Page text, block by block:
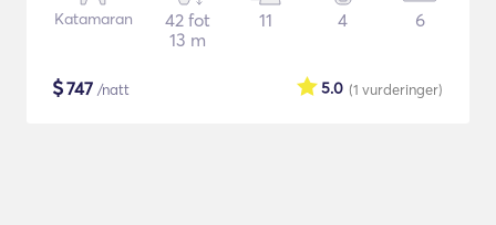
Katamaran
42 fot
13 m
11 4 6
$747 /natt (1 vurderinger)
5.0